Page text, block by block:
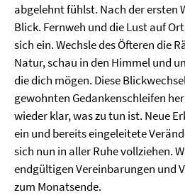
abgelehnt fühlst. Nach der ersten
Blick. Fernweh und die Lust auf
sich ein. Wechsle des Öfteren die
Natur, schau in den Himmel und
die dich mögen. Diese
gewohnten Gedankenschleifen
wieder klar, was zu tun ist. Neue
ein und bereits eingeleitete
sich nun in aller Ruhe vollziehen.
endgültigen Vereinbarungen und
zum Monatsende.